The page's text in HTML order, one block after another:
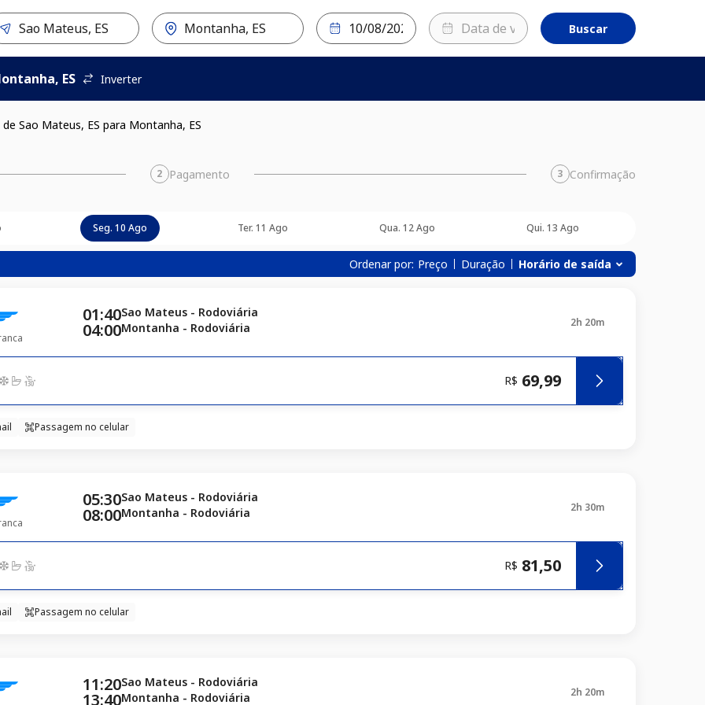
Buscar
ES Inverter
Sao Mateus, ES para Montanha, ES
2 Pagamento 3 Confirmação
Seg. 10 Ago Ter. 11 Ago Qua. 12 Ago Qui. 13 Ago
Ordenar por: Preço Duração Horário de saída
01:40
04:00
Sao Mateus - Rodoviária
Montanha - Rodoviária
2h 20m
R$ 69,99
Passagem no celular
05:30
08:00
Sao Mateus - Rodoviária
Montanha - Rodoviária
2h 30m
R$ 81,50
Passagem no celular
11:20
13:40
Sao Mateus - Rodoviária
Montanha - Rodoviária
2h 20m